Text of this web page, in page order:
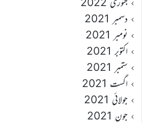
دسمبر 2021
نومبر 2021
اکتوبر 2021
ستمبر 2021
اگست 2021
جولائی 2021
جون 2021